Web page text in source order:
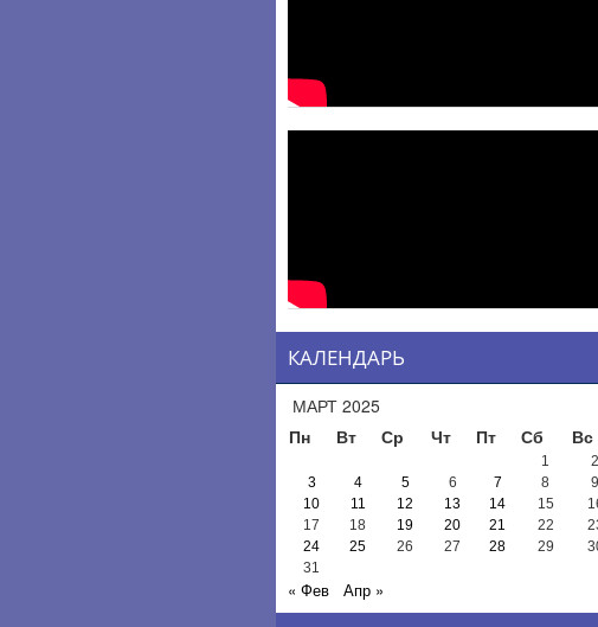
КАЛЕНДАРЬ
МАРТ 2025
Пн
Вт Ср Чт Пт Сб Вс
1
2
3
4 5 6 7 8
9
10
11 12 13 14 15
17
18 19 20 21 22
24
25 26 27 28 29
31
« Фев Апр »